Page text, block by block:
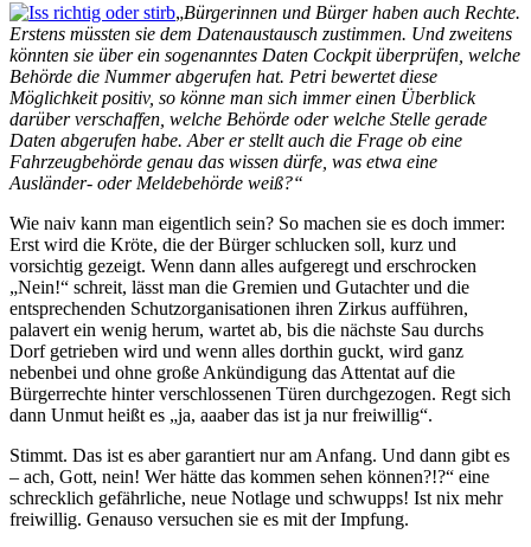
„Bürgerinnen und Bürger haben auch Rechte.
Erstens müssten sie dem Datenaustausch zustimmen. Und zweitens
könnten sie über ein sogenanntes Daten Cockpit überprüfen, welche
Behörde die Nummer abgerufen hat. Petri bewertet diese
Möglichkeit positiv, so könne man sich immer einen Überblick
darüber verschaffen, welche Behörde oder welche Stelle gerade
Daten abgerufen habe. Aber er stellt auch die Frage ob eine
Fahrzeugbehörde genau das wissen dürfe, was etwa eine
Ausländer- oder Meldebehörde weiß?“
Wie naiv kann man eigentlich sein? So machen sie es doch immer:
Erst wird die Kröte, die der Bürger schlucken soll, kurz und
vorsichtig gezeigt. Wenn dann alles aufgeregt und erschrocken
„Nein!“ schreit, lässt man die Gremien und Gutachter und die
entsprechenden Schutzorganisationen ihren Zirkus aufführen,
palavert ein wenig herum, wartet ab, bis die nächste Sau durchs
Dorf getrieben wird und wenn alles dorthin guckt, wird ganz
nebenbei und ohne große Ankündigung das Attentat auf die
Bürgerrechte hinter verschlossenen Türen durchgezogen. Regt sich
dann Unmut heißt es „ja, aaaber das ist ja nur freiwillig“.
Stimmt. Das ist es aber garantiert nur am Anfang. Und dann gibt es
– ach, Gott, nein! Wer hätte das kommen sehen können?!?“ eine
schrecklich gefährliche, neue Notlage und schwupps! Ist nix mehr
freiwillig. Genauso versuchen sie es mit der Impfung.